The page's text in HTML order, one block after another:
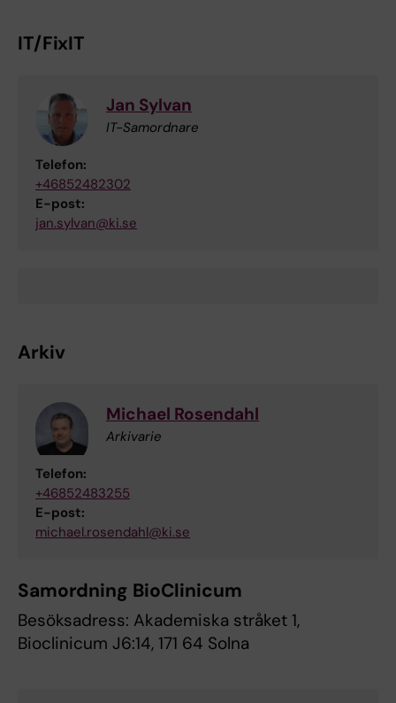
IT/FixIT
Jan Sylvan
IT-Samordnare
Telefon:
+46852482302
E-post:
jan.sylvan@ki.se
Arkiv
Michael Rosendahl
Arkivarie
Telefon:
+46852483255
E-post:
michael.rosendahl@ki.se
Samordning BioClinicum
Besöksadress: Akademiska stråket 1,
Bioclinicum J6:14, 171 64 Solna